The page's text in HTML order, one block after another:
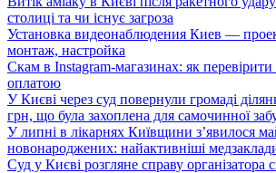
столиці та чи існує загроза
Установка видеонаблюдения Киев —
монтаж, настройка
Скам в Instagram-магазинах: як
оплатою
У Києві через суд повернули громаді
грн, що була захоплена для самочинної
У липні в лікарнях Київщини з’явилося
новонароджених: найактивніші
Суд у Києві розгляне справу організатора